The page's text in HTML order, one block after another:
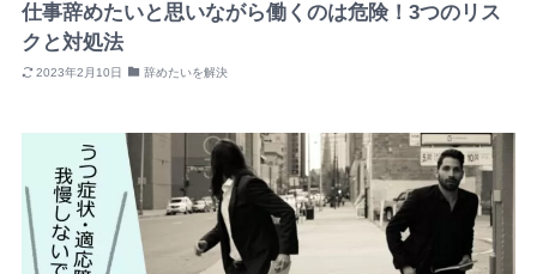
仕事辞めたいと思いながら働くのは危険！3つのリス
クと対処法
2023年2月10日 辞めたいを解決